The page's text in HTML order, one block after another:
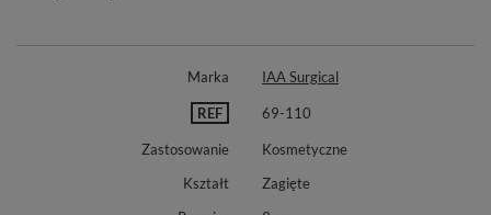
Marka IAA Surgical
REF 69-110
Zastosowanie
Kosmetyczne
Kształt
Zagięte